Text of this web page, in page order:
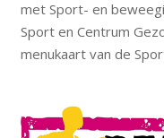
met Sport- en
Sport en Centrum
menukaart van de